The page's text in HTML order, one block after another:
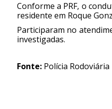
Conforme a PRF, o
residente em Roque
Participaram no
investigadas.
Fonte:Polícia Rodoviária